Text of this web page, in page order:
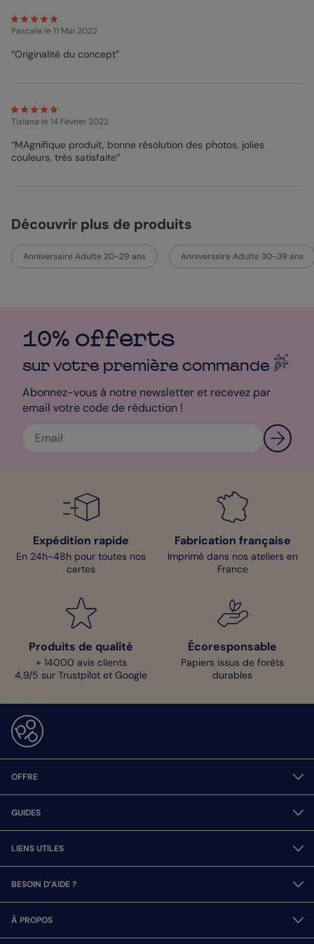
Pascale le 11 Mai 2022
“Originalité du concept”
Tiziana le 14 Février 2022
“MAgnifique produit, bonne résolution des photos, jolies
couleurs, très satisfaite”
Découvrir plus de produits
Anniversaire Adulte 20-29 ans Anniversaire Adulte 30-39 ans
10% offerts
sur votre première commande
Abonnez-vous à notre newsletter et recevez par
email votre code de réduction !
Expédition rapide
En 24h-48h pour toutes nos
cartes
Fabrication française
Imprimé dans nos ateliers en
France
Produits de qualité
+ 14000 avis clients
4,9/5 sur Trustpilot et Google
Écoresponsable
Papiers issus de forêts
durables
OFFRE
GUIDES
LIENS UTILES
BESOIN D’AIDE ?
À PROPOS